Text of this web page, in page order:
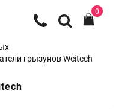
0
грызунов Weitech